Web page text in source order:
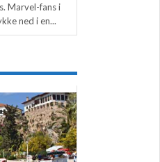
Marvel-fans i
ned i en...